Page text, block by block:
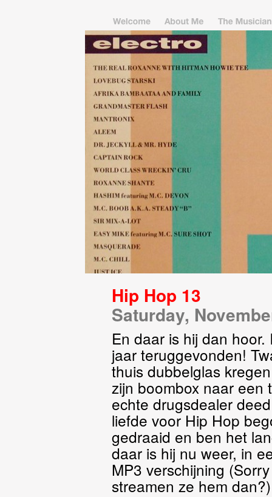
Hip Hop 13
En daar is hij dan
jaar teruggevonden!
thuis dubbelglas
zijn boombox naar een
echte drugsdealer
liefde voor Hip Hop
gedraaid en ben het
daar is hij nu weer, in
MP3 verschijning
streamen ze hem dan?)
Saturday,